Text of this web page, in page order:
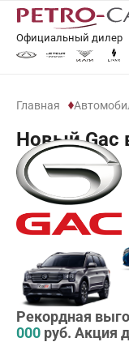
Официальный дилер
Главная
Новый Gac
Рекордная
000 руб. Акция